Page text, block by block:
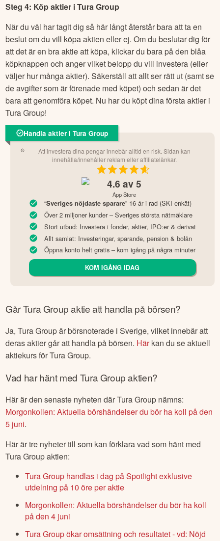
Steg 4: Köp aktier iTura Group
När du väl har tagit dig så här långt återstår bara att ta en
beslut om du vill köpa aktien eller ej. Om du beslutar dig för
att det är en bra aktie att köpa, klickar du bara på den blåa
köpknappen och anger vilket belopp du vill investera (eller
väljer hur många aktier). Säkerställ att allt ser rätt ut (samt se
de avgifter som är förenade med köpet) och sedan är det
bara att genomföra köpet. Nu har du köpt dina första aktier i
Tura Group!
Handla aktier i Tura Group
Att investera dina pengar innebär alltid en risk. Sidan kan
innehålla/innehåller reklam eller affiliatelänkar.
4.6 av 5
App Store
“Sveriges nöjdaste sparare” 16 år i rad (SKI-enkät)
Över 2 miljoner kunder – Sveriges största nätmäklare
Stort utbud: Investera i fonder, aktier, IPO:er & derivat
Allt samlat: Investeringar, sparande, pension & bolån
Öppna konto helt gratis – kom igång på några minuter
KOM IGÅNG IDAG
GårTura Groupaktie att handla på börsen?
Ja,Tura Groupär börsnoterade i Sverige, vilket innebär att
deras aktier går att handla på börsen. Härkan du se aktuell
aktiekurs förTura Group.
Vad har hänt med Tura Groupaktien?
Här är den senaste nyheten därTura Group nämns:
Morgonkollen: Aktuella börshändelser du bör ha koll på den
5 juni.
Här är tre nyheter till som kan förklara vad som hänt med
Tura Groupaktien:
Tura Group handlas i dag på Spotlight exklusive
utdelning på 10 öre per aktie
Morgonkollen: Aktuella börshändelser du bör ha koll
på den 4 juni
Tura Group ökar omsättning och resultatet - vd: Nöjd